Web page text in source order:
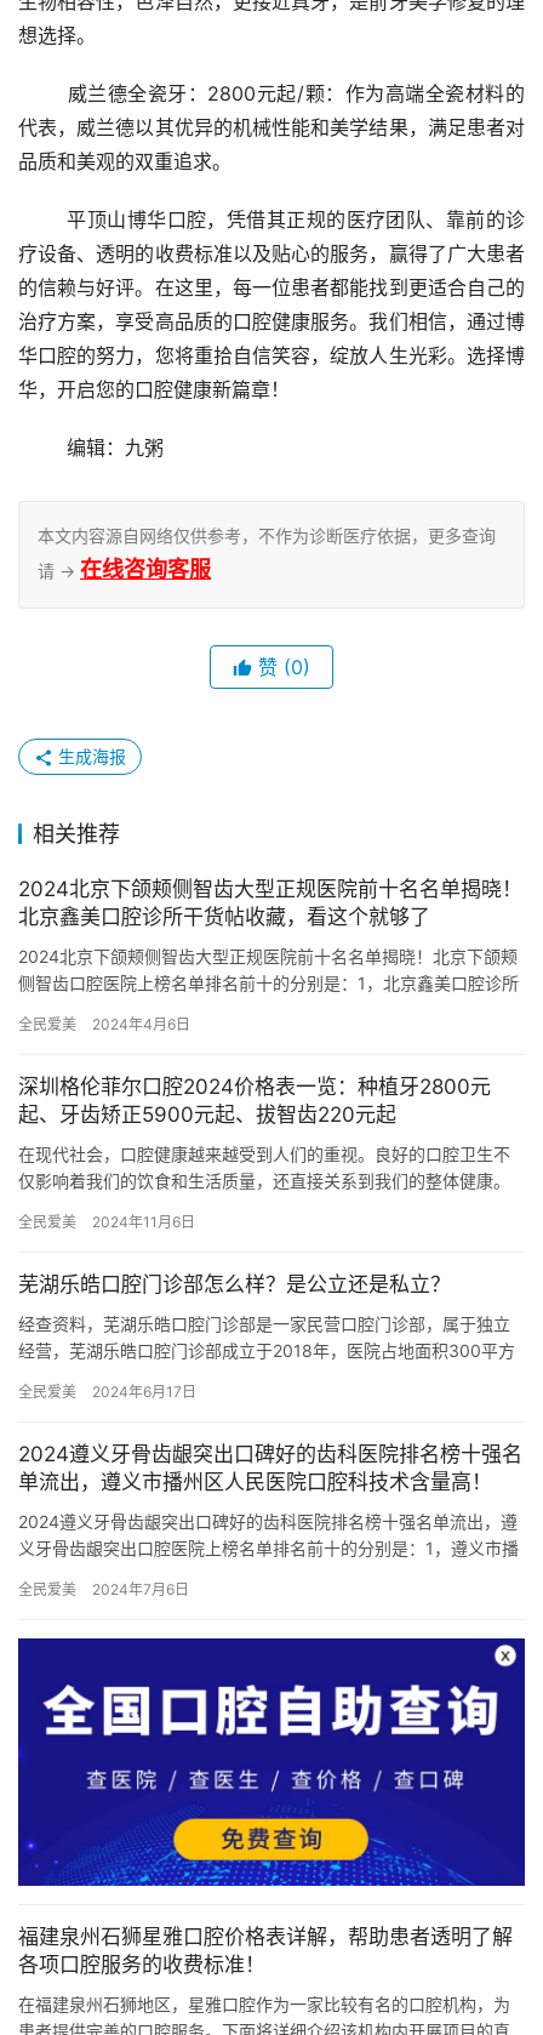
想选择。
代表，威兰德以其优异的机械性能和美学结果，满足患者对
品质和美观的双重追求。
	平顶山博华口腔，凭借其正规的医疗团队、靠前的诊
疗设备、透明的收费标准以及贴心的服务，赢得了广大患者
的信赖与好评。在这里，每一位患者都能找到更适合自己的
治疗方案，享受高品质的口腔健康服务。我们相信，通过博
华口腔的努力，您将重拾自信笑容，绽放人生光彩。选择博
华，开启您的口腔健康新篇章！
	编辑：九粥
本文内容源自网络仅供参考，不作为诊断医疗依据，更多查询
请 → 在线咨询客服
赞 (0)
生成海报
相关推荐
2024北京下颌颊侧智齿大型正规医院前十名名单揭晓！
北京鑫美口腔诊所干货帖收藏，看这个就够了
2024北京下颌颊侧智齿大型正规医院前十名名单揭晓！北京下颌颊
侧智齿口腔医院上榜名单排名前十的分别是：1，北京鑫美口腔诊所
全民爱美 2024年4月6日
深圳格伦菲尔口腔2024价格表一览：种植牙2800元
起、牙齿矫正5900元起、拔智齿220元起
在现代社会，口腔健康越来越受到人们的重视。良好的口腔卫生不
仅影响着我们的饮食和生活质量，还直接关系到我们的整体健康。
深圳格…
全民爱美 2024年11月6日
芜湖乐皓口腔门诊部怎么样？是公立还是私立？
经查资料，芜湖乐皓口腔门诊部是一家民营口腔门诊部，属于独立
经营，芜湖乐皓口腔门诊部成立于2018年，医院占地面积300平方
全民爱美 2024年6月17日
2024遵义牙骨齿龈突出口碑好的齿科医院排名榜十强名
单流出，遵义市播州区人民医院口腔科技术含量高！
2024遵义牙骨齿龈突出口碑好的齿科医院排名榜十强名单流出，遵
义牙骨齿龈突出口腔医院上榜名单排名前十的分别是：1，遵义市播
全民爱美 2024年7月6日
福建泉州石狮星雅口腔价格表详解，帮助患者透明了解
各项口腔服务的收费标准！
在福建泉州石狮地区，星雅口腔作为一家比较有名的口腔机构，为